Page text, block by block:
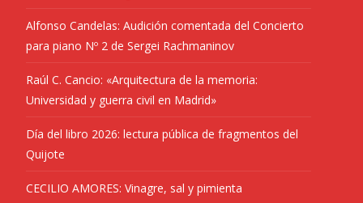
Alfonso Candelas: Audición comentada del Concierto
para piano Nº 2 de Sergei Rachmaninov
Raúl C. Cancio: «Arquitectura de la memoria:
Universidad y guerra civil en Madrid»
Día del libro 2026: lectura pública de fragmentos del
Quijote
CECILIO AMORES: Vinagre, sal y pimienta